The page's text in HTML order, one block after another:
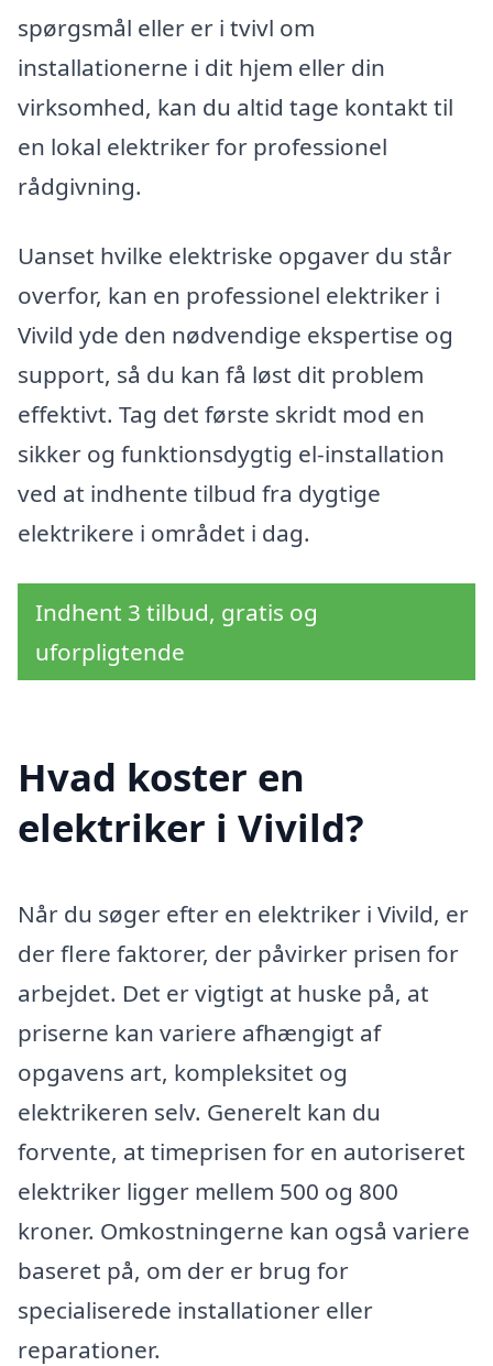
spørgsmål eller er i tvivl om
installationerne i dit hjem eller din
virksomhed, kan du altid tage kontakt til
en lokal elektriker for professionel
rådgivning.
Uanset hvilke elektriske opgaver du står
overfor, kan en professionel elektriker i
Vivild yde den nødvendige ekspertise og
support, så du kan få løst dit problem
effektivt. Tag det første skridt mod en
sikker og funktionsdygtig el-installation
ved at indhente tilbud fra dygtige
elektrikere i området i dag.
Indhent 3 tilbud, gratis og
uforpligtende
Hvad koster en
elektriker i Vivild?
Når du søger efter en elektriker i Vivild, er
der flere faktorer, der påvirker prisen for
arbejdet. Det er vigtigt at huske på, at
priserne kan variere afhængigt af
opgavens art, kompleksitet og
elektrikeren selv. Generelt kan du
forvente, at timeprisen for en autoriseret
elektriker ligger mellem 500 og 800
kroner. Omkostningerne kan også variere
baseret på, om der er brug for
specialiserede installationer eller
reparationer.